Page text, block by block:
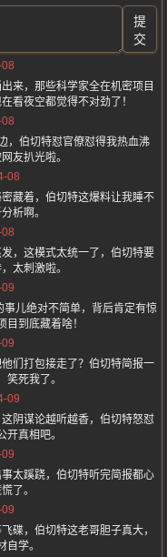
提
交
来，那些科学家全在机密项目
看夜空都觉得不对劲了！
，伯切特怼官僚怼得我热血沸
友扒光啦。
08
藏着，伯切特这爆料让我睡不
析啊。
，这模式太统一了，伯切特要
太刺激啦。
儿绝对不简单，背后肯定有惊
到底藏着啥！
们打包接走了？伯切特简报一
死我了。
09
阴谋论越听越香，伯切特怒怼
真相吧。
太蹊跷，伯切特听完简报都心
了。
碟，伯切特这老哥胆子真大，
学。